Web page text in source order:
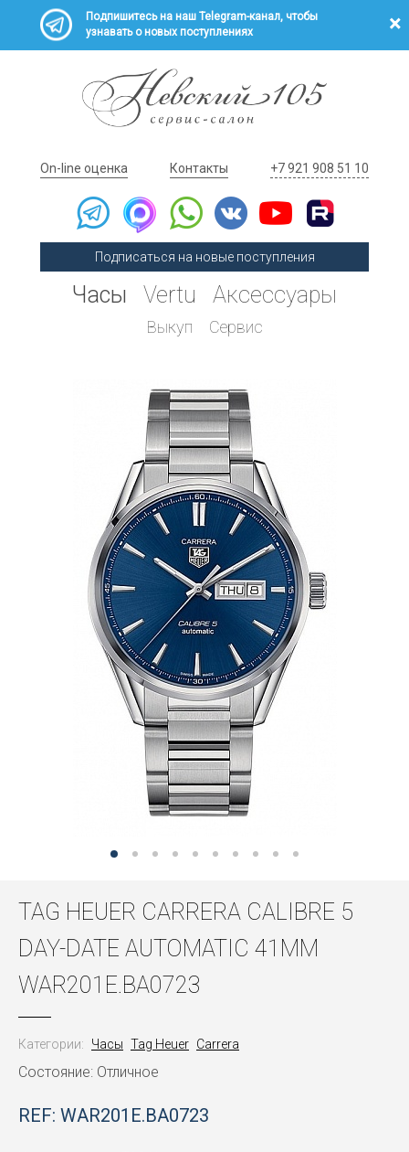
Подпишитесь на наш Telegram-канал, чтобы
узнавать о новых поступлениях
On-line оценка Контакты +7 921 908 51 10
Подписаться на новые поступления
Часы Vertu Аксессуары
Выкуп Сервис
TAG HEUER CARRERA CALIBRE 5
DAY-DATE AUTOMATIC 41MM
WAR201E.BA0723
Категории: Часы Tag Heuer Carrera
Состояние: Отличное
REF: WAR201E.BA0723